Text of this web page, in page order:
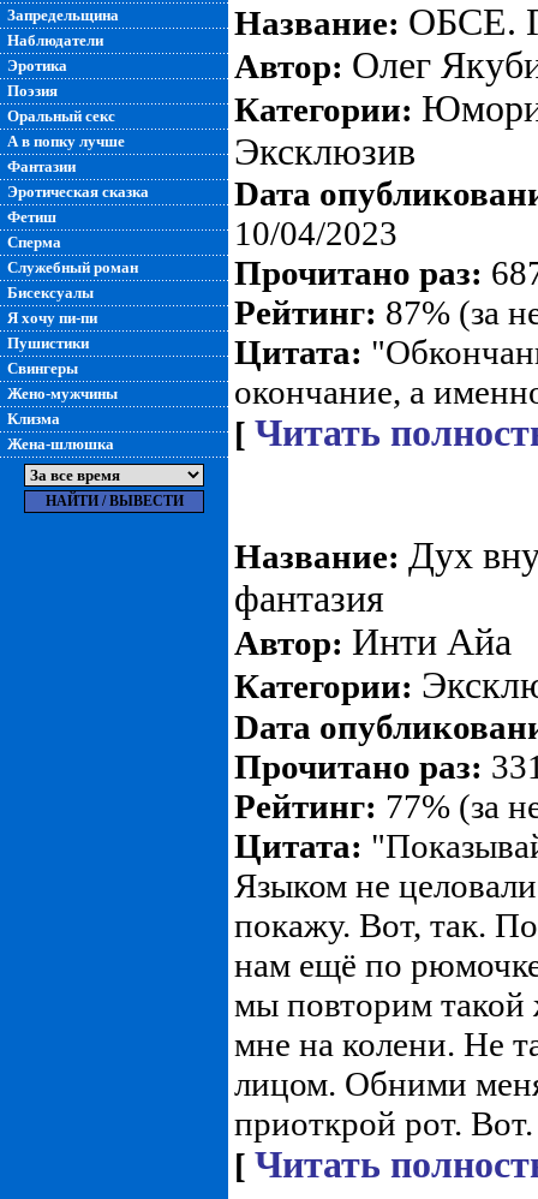
Запредельщина
Наблюдатели
Эротика
Поэзия
Оральный секс
А в попку лучше
Фантазии
Эротическая сказка
Фетиш
Сперма
Служебный роман
Бисексуалы
Я хочу пи-пи
Пушистики
Свингеры
Жено-мужчины
Клизма
Жена-шлюшка
Название: ОБСЕ.
Автор: Олег
Категории:
Эксклюзив
Dата
10/04/2023
Прочитано раз:
Рейтинг: 87% (за
Цитата:
окончание, а
[ Читать
Название: Дух
фантазия
Автор: Инти Айа
Категории:
Dата
Прочитано раз:
Рейтинг: 77% (за
Цитата:
Языком не
покажу. Вот, так.
нам ещё по
мы повторим такой
мне на колени. Не
лицом. Обними
приоткрой рот.
[ Читать